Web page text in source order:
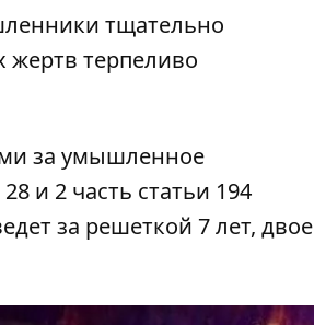
тщательно
жертв терпеливо
за умышленное
и 2 часть статьи 194
за решеткой 7 лет, двое